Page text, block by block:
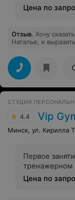
Цена по
Отзыв. Хочу
Наталье, и
СТУДИЯ
4.4 Vip
Минск, ул. Кирилла
Первое
тренажерном
Цена по